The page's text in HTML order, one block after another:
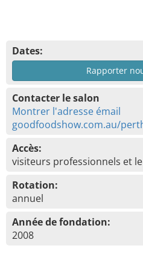
Dates:
Rapporter
Contacter le salon
Montrer l'adresse émail
goodfoodshow.com.au/
Accès:
visiteurs professionnels et
Rotation:
annuel
Année de fondation:
2008